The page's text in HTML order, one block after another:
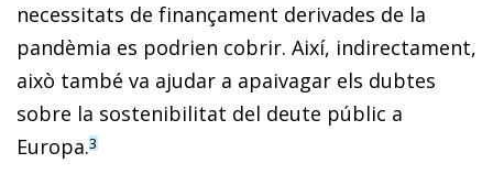
necessitats de finançament derivades de la
pandèmia es podrien cobrir. Així, indirectament,
això també va ajudar a apaivagar els dubtes
sobre la sostenibilitat del deute públic a
Europa.3